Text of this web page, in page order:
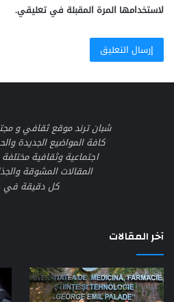
لاستخدامها المرة المقبلة في تعليقي.
شبان ترند موقع ثقافي و
كافة المواضيع الجديدة
اجتماعية وثقافية
المقالات المشوقة
كل دقيقة في
آخر المقالات